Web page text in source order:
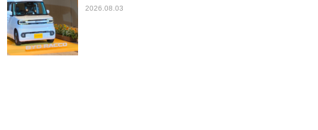
2026.08.03